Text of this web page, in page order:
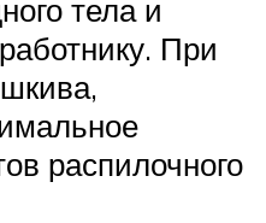
тела и
При
распилочного